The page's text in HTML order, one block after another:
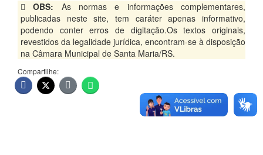
OBS: As normas e informações complementares,
publicadas neste site, tem caráter apenas informativo,
podendo conter erros de digitação.Os textos originais,
revestidos da legalidade jurídica, encontram-se à disposição
na Câmara Municipal de Santa Maria/RS.
Compartilhe: